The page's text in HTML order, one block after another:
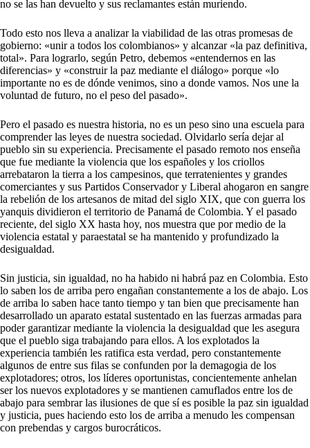
no se las han devuelto y sus reclamantes están muriendo.
Todo esto nos lleva a analizar la viabilidad de las otras promesas de
gobierno: «unir a todos los colombianos» y alcanzar «la paz definitiva,
total». Para lograrlo, según Petro, debemos «entendernos en las
diferencias» y «construir la paz mediante el diálogo» porque «lo
importante no es de dónde venimos, sino a donde vamos. Nos une la
voluntad de futuro, no el peso del pasado».
Pero el pasado es nuestra historia, no es un peso sino una escuela para
comprender las leyes de nuestra sociedad. Olvidarlo sería dejar al
pueblo sin su experiencia. Precisamente el pasado remoto nos enseña
que fue mediante la violencia que los españoles y los criollos
arrebataron la tierra a los campesinos, que terratenientes y grandes
comerciantes y sus Partidos Conservador y Liberal ahogaron en sangre
la rebelión de los artesanos de mitad del siglo XIX, que con guerra los
yanquis dividieron el territorio de Panamá de Colombia. Y el pasado
reciente, del siglo XX hasta hoy, nos muestra que por medio de la
violencia estatal y paraestatal se ha mantenido y profundizado la
desigualdad.
Sin justicia, sin igualdad, no ha habido ni habrá paz en Colombia. Esto
lo saben los de arriba pero engañan constantemente a los de abajo. Los
de arriba lo saben hace tanto tiempo y tan bien que precisamente han
desarrollado un aparato estatal sustentado en las fuerzas armadas para
poder garantizar mediante la violencia la desigualdad que les asegura
que el pueblo siga trabajando para ellos. A los explotados la
experiencia también les ratifica esta verdad, pero constantemente
algunos de entre sus filas se confunden por la demagogia de los
explotadores; otros, los líderes oportunistas, concientemente anhelan
ser los nuevos explotadores y se mantienen camuflados entre los de
abajo para sembrar las ilusiones de que sí es posible la paz sin igualdad
y justicia, pues haciendo esto los de arriba a menudo les compensan
con prebendas y cargos burocráticos.